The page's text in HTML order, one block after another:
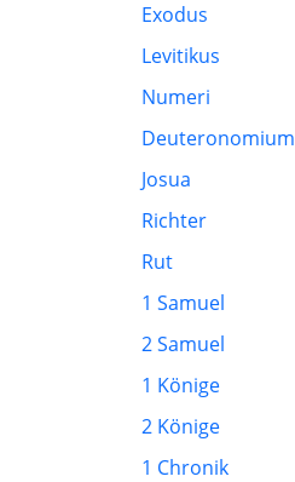
Exodus
Levitikus
Numeri
Deuteronomium
Josua
Richter
Rut
1 Samuel
2 Samuel
1 Könige
2 Könige
1 Chronik